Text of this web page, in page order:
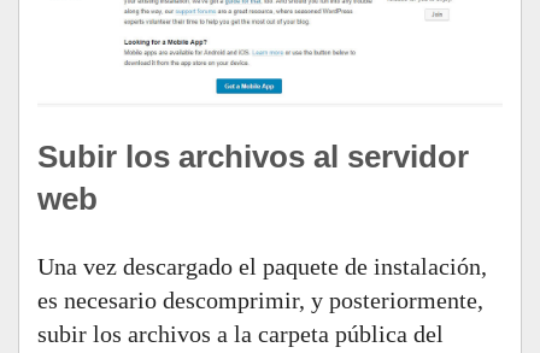
Subir los archivos al servidor
web
Una vez descargado el paquete de instalación,
es necesario descomprimir, y posteriormente,
subir los archivos a la carpeta pública del